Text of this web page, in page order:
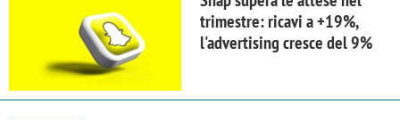
trimestre: ricavi a +19%,
l'advertising cresce del 9%